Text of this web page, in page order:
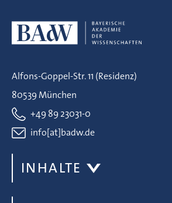
Alfons-Goppel-Str. 11 (Residenz)
80539 München
+49 89 23031-0
info[at]badw.de
INHALTE